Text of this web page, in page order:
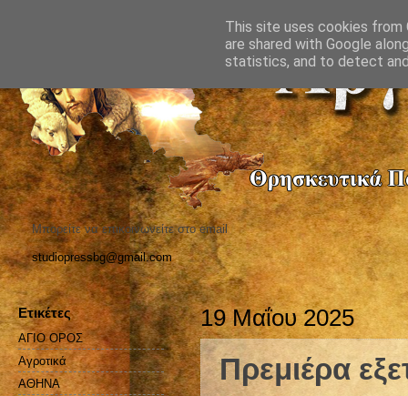
Μπορείτε να επικοινωνείτε στο email
studiopressbg@gmail.com
19 Μαΐου 2025
Πρεμιέρα
Ετικέτες
ΑΓΙΟ ΟΡΟΣ
Αγροτικά
ΑΘΗΝΑ
This site uses cookies from
are shared with Google
statistics, and to detect